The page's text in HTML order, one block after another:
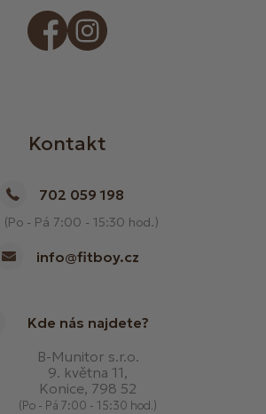
Kontakt
702 059 198
(Po - Pá 7:00 - 15:30 hod.)
info@fitboy.cz
Kde nás najdete?
B-Munitor s.r.o.
9. května 11,
Konice, 798 52
(Po - Pá 7:00 - 15:30 hod.)